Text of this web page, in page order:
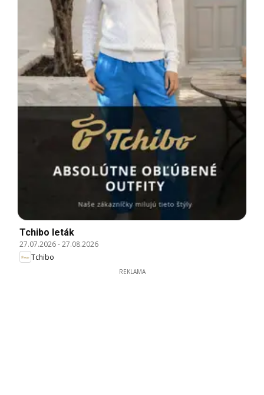
Tchibo leták
27.07.2026-27.08.2026
Tchibo
REKLAMA